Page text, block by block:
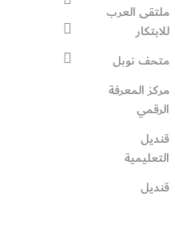
ملتقى العرب
للابتكار
متحف نوبل
مركز المعرفة
الرقمي
قنديل
التعليمية
قنديل